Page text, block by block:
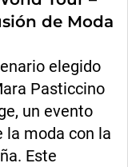
de Moda
elegido
Pasticcino
un evento
la moda con la
Este